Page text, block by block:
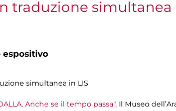
traduzione simultanea
espositivo
simultanea in LIS
Anche se il tempo passa", Il Museo